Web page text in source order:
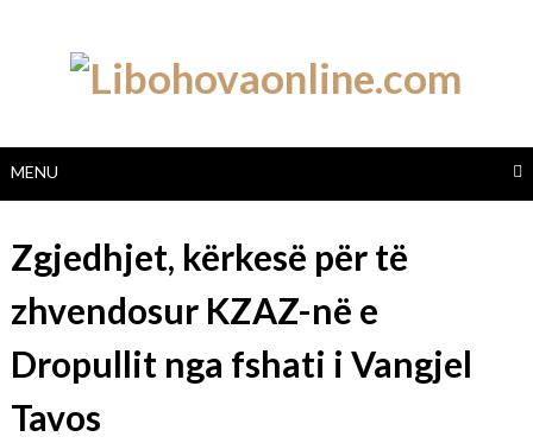
MENU
Zgjedhjet, kërkesë për të
zhvendosur KZAZ-në e
Dropullit nga fshati i Vangjel
Tavos